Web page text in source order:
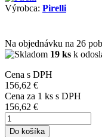
Výrobca: Pirelli
Na objednávku na 26
19 ks k
Cena s DPH
156,62 €
Cena za 1 ks s DPH
156,62 €
Do košíka